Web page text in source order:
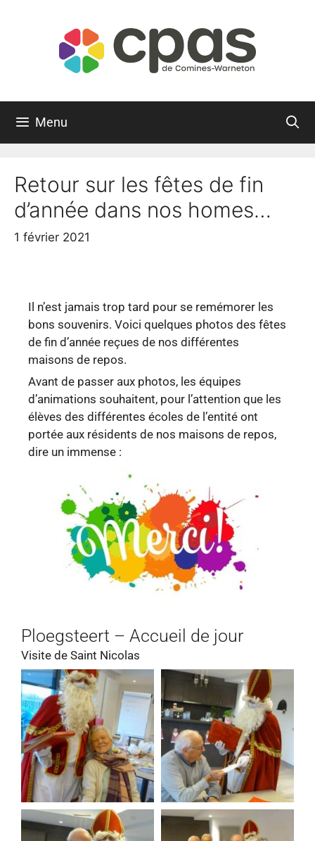
Menu
Retour sur les fêtes de fin
d’année dans nos homes…
1 février 2021
Il n’est jamais trop tard pour se remémorer les
bons souvenirs. Voici quelques photos des fêtes
de fin d’année reçues de nos différentes
maisons de repos.
Avant de passer aux photos, les équipes
d’animations souhaitent, pour l’attention que les
élèves des différentes écoles de l’entité ont
portée aux résidents de nos maisons de repos,
dire un immense :
Ploegsteert – Accueil de jour
Visite de Saint Nicolas